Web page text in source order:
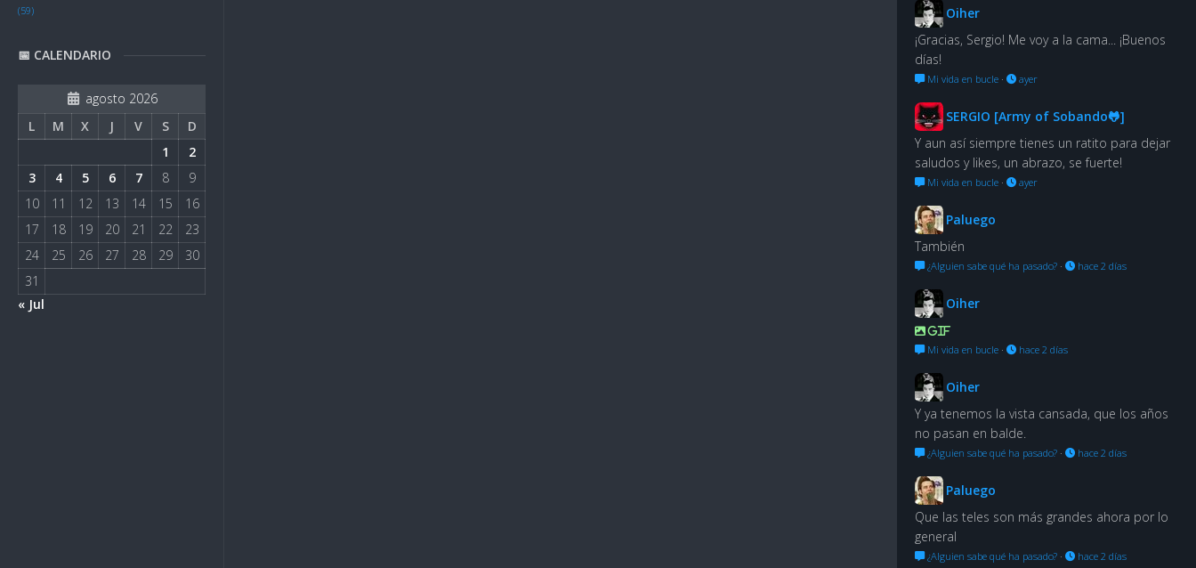
(59)
📅 CALENDARIO
agosto 2026
L
M X J V S
D
1
2
3
4 5 6 7 8
9
10
11 12 13 14 15
16
17
18 19 20 21 22
23
24
25 26 27 28 29
30
31
« Jul
Oiher
¡Gracias, Sergio! Me voy a la cama... ¡Buenos
días!
Mi vida en bucle · ayer
SERGIO [Army of Sobando🐸]
Y aun así siempre tienes un ratito para dejar
saludos y likes, un abrazo, se fuerte!
Mi vida en bucle · ayer
Paluego
También
¿Alguien sabe qué ha pasado? · hace 2 días
Oiher
GIF
Mi vida en bucle · hace 2 días
Oiher
Y ya tenemos la vista cansada, que los años
no pasan en balde.
¿Alguien sabe qué ha pasado? · hace 2 días
Paluego
Que las teles son más grandes ahora por lo
general
¿Alguien sabe qué ha pasado? · hace 2 días